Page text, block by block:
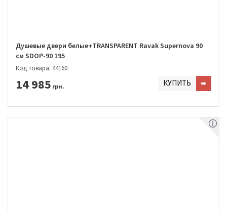
Душевые двери белые+TRANSPARENT Ravak Supernova 90
см SDOP-90 195
Код товара: 44160
14 985 грн. КУПИТЬ